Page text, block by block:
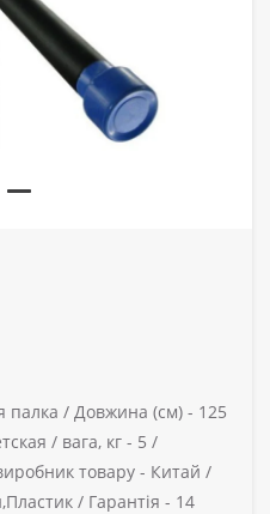
палка / Довжина (см) - 125
/ вага, кг - 5 /
товару - Китай /
/ Гарантія - 14